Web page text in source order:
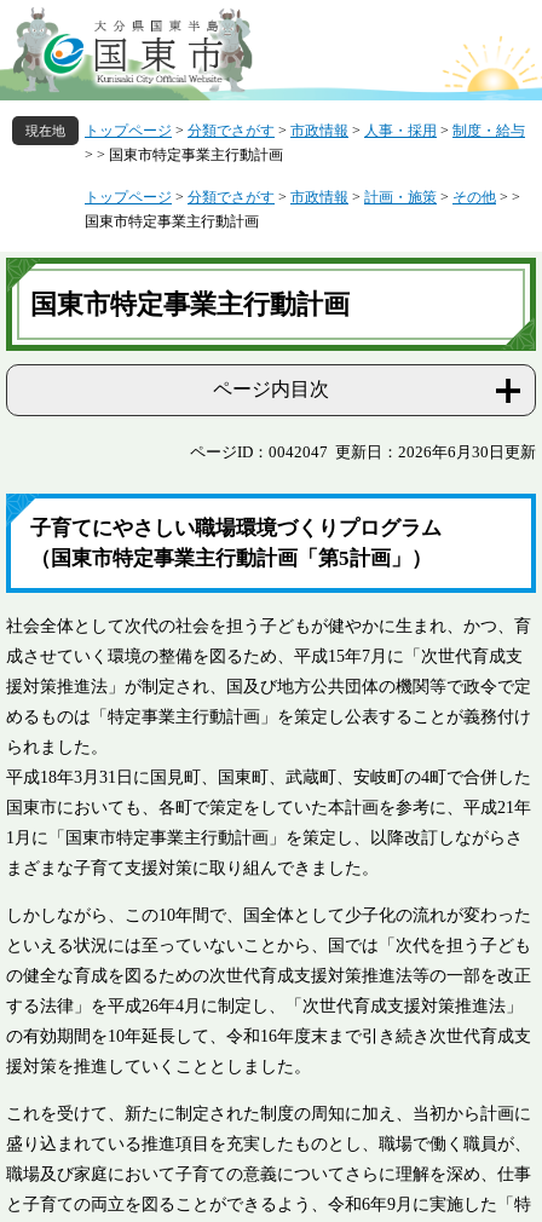
ー
ジ
の
先
頭
ニ
ュ
ー
を
飛
文
へ
トップページ > 分類でさがす > 市政情報 > 人事・採用 > 制度・給与
> > 国東市特定事業主行動計画
トップページ > 分類でさがす > 市政情報 > 計画・施策 > その他 > >
国東市特定事業主行動計画
本
文
国東市特定事業主行動計画
ページ内目次
ページID：0042047 更新日：2026年6月30日更新
子育てにやさしい職場環境づくりプログラム
（国東市特定事業主行動計画「第5計画」）
社会全体として次代の社会を担う子どもが健やかに生まれ、かつ、育
成させていく環境の整備を図るため、平成15年7月に「次世代育成支
援対策推進法」が制定され、国及び地方公共団体の機関等で政令で定
めるものは「特定事業主行動計画」を策定し公表することが義務付け
られました。
平成18年3月31日に国見町、国東町、武蔵町、安岐町の4町で合併した
国東市においても、各町で策定をしていた本計画を参考に、平成21年
1月に「国東市特定事業主行動計画」を策定し、以降改訂しながらさ
まざまな子育て支援対策に取り組んできました。
しかしながら、この10年間で、国全体として少子化の流れが変わった
といえる状況には至っていないことから、国では「次代を担う子ども
の健全な育成を図るための次世代育成支援対策推進法等の一部を改正
する法律」を平成26年4月に制定し、「次世代育成支援対策推進法」
の有効期間を10年延長して、令和16年度末まで引き続き次世代育成支
援対策を推進していくこととしました。
これを受けて、新たに制定された制度の周知に加え、当初から計画に
盛り込まれている推進項目を充実したものとし、職場で働く職員が、
職場及び家庭において子育ての意義についてさらに理解を深め、仕事
と子育ての両立を図ることができるよう、令和6年9月に実施した「特